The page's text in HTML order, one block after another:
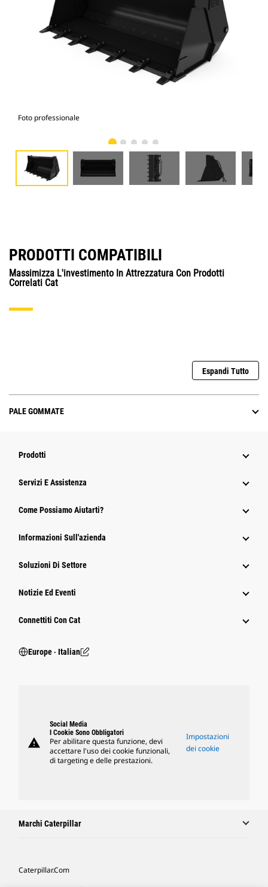
Foto professionale
PRODOTTI COMPATIBILI
Massimizza L'investimento In Attrezzatura Con Prodotti
Correlati Cat
Espandi Tutto
PALE GOMMATE
Prodotti
Servizi E Assistenza
Come Possiamo Aiutarti?
Informazioni Sull'azienda
Soluzioni Di Settore
Notizie Ed Eventi
Connettiti Con Cat
Europe ‧ Italian
warning
Social Media
I Cookie Sono Obbligatori
Per abilitare questa funzione, devi
accettare l'uso dei cookie funzionali,
di targeting e delle prestazioni.
Impostazioni
dei cookie
Marchi Caterpillar
Caterpillar.com